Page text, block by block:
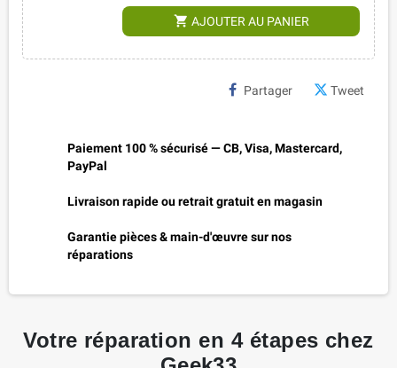
shopping_cart AJOUTER AU PANIER
Partager Tweet
Paiement 100 % sécurisé — CB, Visa, Mastercard,
PayPal
Livraison rapide ou retrait gratuit en magasin
Garantie pièces & main-d'œuvre sur nos
réparations
Votre réparation en 4 étapes chez